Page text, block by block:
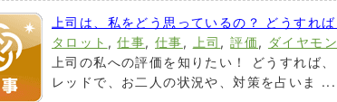
上司は、私をどう思っているの？ どうすれ
タロット ,仕事,仕事, 上司 ,評価, ダイヤモ
上司の私への評価を知りたい！ どうすれば
レッドで、お二人の状況や、対策を占いま ...